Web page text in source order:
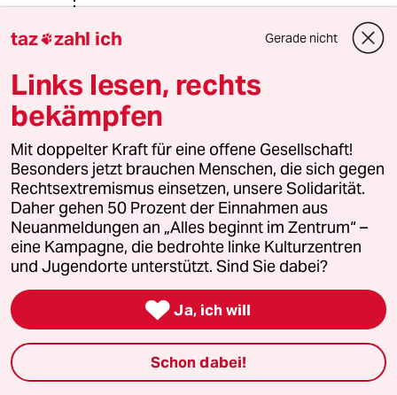
Deshalb braucht es mehr Linke bei
Strukturen ändern sich nicht, wenn es
niemand tut.
Nur Jammern über die Schlechtigkeit
wird nicht helfen.
Lowandorder
08.10.2024 08:27 Uhr
@rero:
Klar. But - wußte schon Volkers 👄
“Hannemann - geh du voran!
Du hast du hast die großen Stiefel
an!“
Sie & Gernot Knödler - Seit an Seit -
taz zahl ich Gerade nicht
Links lesen, rechts
bekämpfen
Mit doppelter Kraft für eine offene Gesellschaft!
Besonders jetzt brauchen Menschen, die sich gegen
Rechtsextremismus einsetzen, unsere Solidarität.
Daher gehen 50 Prozent der Einnahmen aus
Neuanmeldungen an „Alles beginnt im Zentrum“ –
eine Kampagne, die bedrohte linke Kulturzentren
und Jugendorte unterstützt. Sind Sie dabei?
 Ja, ich will
Schon dabei!